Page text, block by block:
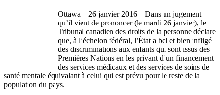
Ottawa – 26 janvier 2016 – Dans un jugement
qu’il vient de prononcer (le mardi 26 janvier), le
Tribunal canadien des droits de la personne déclare
que, à l’échelon fédéral, l’État a bel et bien infligé
des discriminations aux enfants qui sont issus des
Premières Nations en les privant d’un financement
des services médicaux et des services de soins de
santé mentale équivalant à celui qui est prévu pour le reste de la
population du pays.